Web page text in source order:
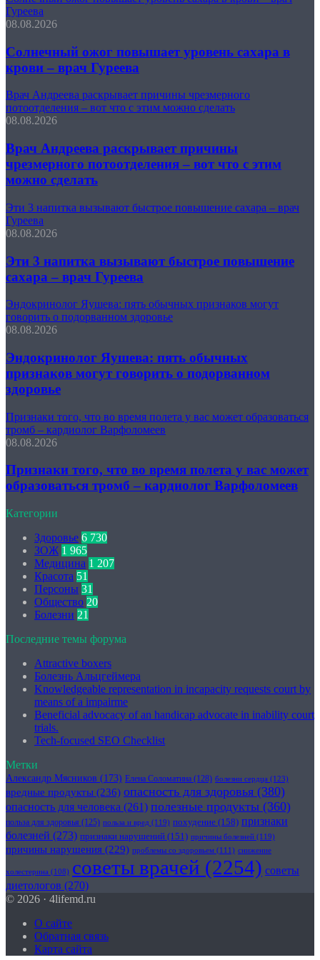
Гуреева
08.08.2026
Солнечный ожог повышает уровень сахара в
крови – врач Гуреева
Врач Андреева раскрывает причины чрезмерного
потоотделения – вот что с этим можно сделать
08.08.2026
Врач Андреева раскрывает причины
чрезмерного потоотделения – вот что с этим
можно сделать
Эти 3 напитка вызывают быстрое повышение сахара – врач
Гуреева
08.08.2026
Эти 3 напитка вызывают быстрое повышение
сахара – врач Гуреева
Эндокринолог Яушева: пять обычных признаков могут
говорить о подорванном здоровье
08.08.2026
Эндокринолог Яушева: пять обычных
признаков могут говорить о подорванном
здоровье
Признаки того, что во время полета у вас может образоваться
тромб – кардиолог Варфоломеев
08.08.2026
Признаки того, что во время полета у вас может
образоваться тромб – кардиолог Варфоломеев
Категории
Здоровье 6 730
ЗОЖ 1 965
Медицина 1 207
Красота 51
Персоны 31
Общество 20
Болезни 21
Последние темы форума
Attractive boxers
Болезнь Альцгеймера
Knowledgeable representation in incapacity requests court by
means of a impairme
Beneficial advocacy of an handicap advocate in inability court
trials.
Tech-focused SEO Checklist
Метки
Александр Мясников (173) Елена Соломатина (128) болезни сердца (123)
вредные продукты (236) опасность для здоровья (380)
опасность для человека (261) полезные продукты (360)
польза для здоровья (125) польза и вред (119) похудение (158) признаки
болезней (273) признаки нарушений (151) причины болезней (119)
причины нарушения (229) проблемы со здоровьем (111) снижение
холестерина (108) советы врачей (2254) советы
диетологов (270)
© 2026 · 4lifemd.ru
О сайте
Обратная связь
Карта сайта